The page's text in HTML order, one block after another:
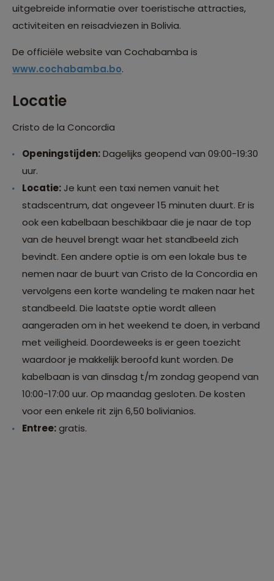
uitgebreide informatie over toeristische attracties,
activiteiten en reisadviezen in Bolivia.
De officiële website van Cochabamba is
www.cochabamba.bo.
Locatie
Cristo de la Concordia
Openingstijden:Dagelijks geopend van 09:00-19:30
uur.
Locatie: Je kunt een taxi nemen vanuit het
stadscentrum, dat ongeveer 15 minuten duurt. Er is
ook een kabelbaan beschikbaar die je naar de top
van de heuvel brengt waar het standbeeld zich
bevindt. Een andere optie is om een lokale bus te
nemen naar de buurt van Cristo de la Concordia en
vervolgens een korte wandeling te maken naar het
standbeeld. Die laatste optie wordt alleen
aangeraden om in het weekend te doen, in verband
met veiligheid. Doordeweeks is er geen toezicht
waardoor je makkelijk beroofd kunt worden. De
kabelbaan is van dinsdag t/m zondag geopend van
10:00-17:00 uur. Op maandag gesloten. De kosten
voor een enkele rit zijn 6,50 bolivianios.
Entree:gratis.